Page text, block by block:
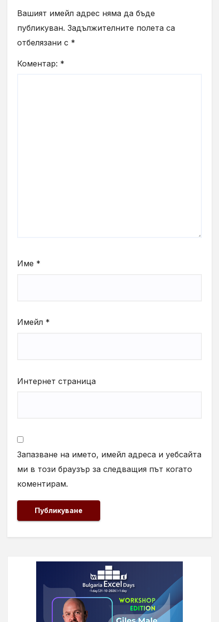
Вашият имейл адрес няма да бъде
публикуван. Задължителните полета са
отбелязани с *
Коментар: *
Име *
Имейл *
Интернет страница
Запазване на името, имейл адреса и уебсайта
ми в този браузър за следващия път когато
коментирам.